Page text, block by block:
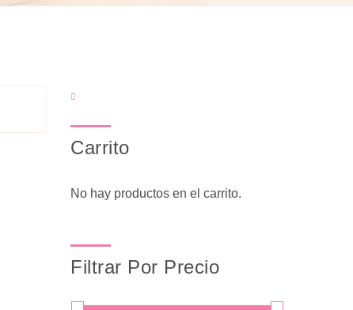
Carrito
No hay productos en el carrito.
Filtrar Por Precio